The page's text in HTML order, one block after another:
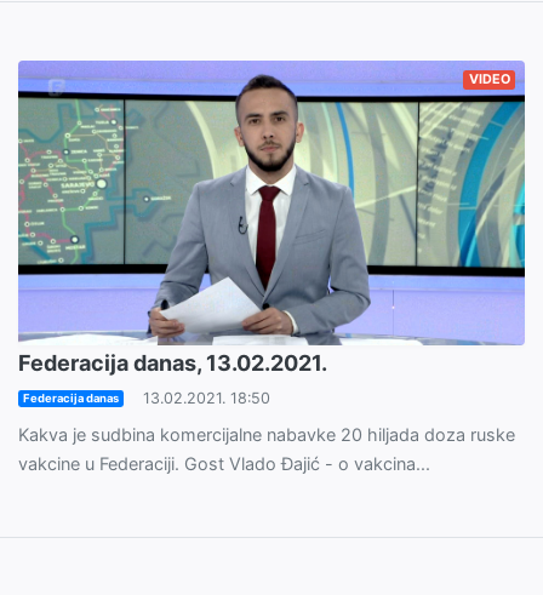
VIDEO
Federacija danas, 13.02.2021.
Federacija danas 13.02.2021. 18:50
Kakva je sudbina komercijalne nabavke 20 hiljada doza ruske
vakcine u Federaciji. Gost Vlado Đajić - o vakcina...